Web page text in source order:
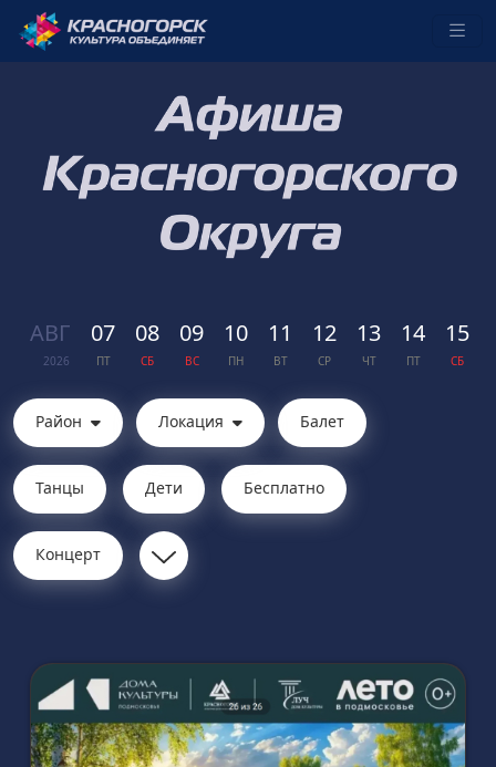
АВГ
2026
07
ПТ
08
СБ
09
ВС
10
ПН
11
ВТ
12
СР
13
ЧТ
14
ПТ
15
СБ
Район Локация Балет
Танцы Дети Бесплатно
Концерт